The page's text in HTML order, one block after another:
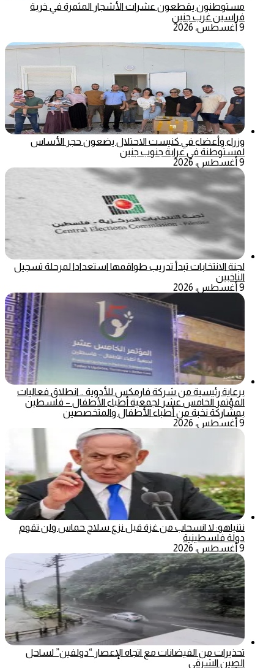
مستوطنون يقطعون عشرات الأشجار المثمرة في خربة
فراسين غرب جنين
9 أغسطس، 2026
وزراء وأعضاء في كنيست الاحتلال يضعون حجر الأساس
لمستوطنة في عرابة جنوب جنين
9 أغسطس، 2026
لجنة الانتخابات تبدأ تدريب طواقمها استعدادا لمرحلة تسجيل
الناخبين
9 أغسطس، 2026
برعاية رئيسية من شركة فارمكس للأدوية .. انطلاق فعاليات
المؤتمر الخامس عشر لجمعية أطباء الأطفال – فلسطين
بمشاركة نخبة من أطباء الأطفال والمتخصصين
9 أغسطس، 2026
نتنياهو: لا انسحاب من غزة قبل نزع سلاح حماس ولن تقوم
دولة فلسطينية
9 أغسطس، 2026
تحذيرات من الفيضانات مع اتجاه الإعصار “دولفين” لساحل
الصين الشرقي